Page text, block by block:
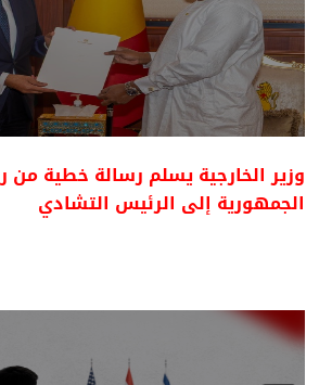
وزير الخارجية يسلم رسالة خطية من
الجمهورية إلى الرئيس التشادي